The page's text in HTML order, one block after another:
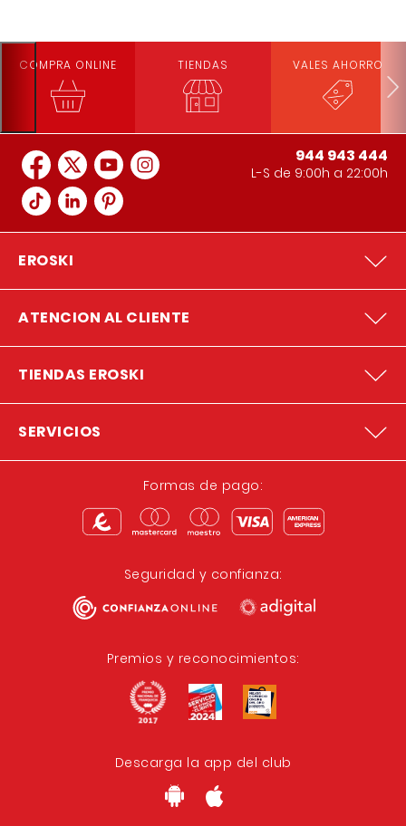
COMPRA ONLINE TIENDAS VALES AHORRO
944 943 444
L-S de 9:00h a 22:00h
EROSKI
ATENCION AL CLIENTE
TIENDAS EROSKI
SERVICIOS
Formas de pago:
Seguridad y confianza:
Premios y reconocimientos:
Descarga la app del club